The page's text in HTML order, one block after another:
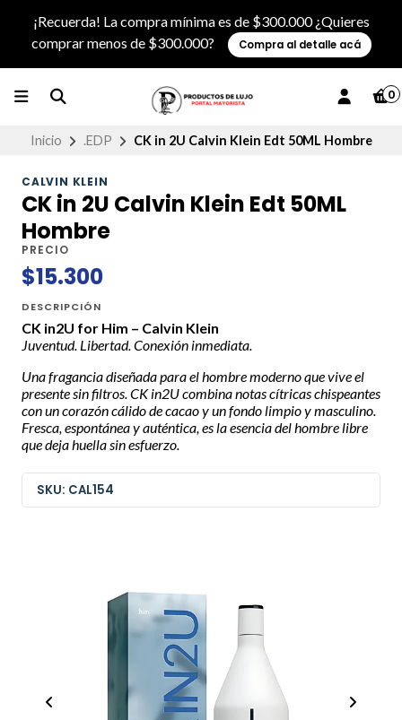
¡Recuerda! La compra mínima es de $300.000 ¿Quieres
comprar menos de $300.000?
Compra al detalle acá
0
Inicio .EDP CK in 2U Calvin Klein Edt 50ML Hombre
CALVIN KLEIN
CK in 2U Calvin Klein Edt 50ML
Hombre
PRECIO
$15.300
DESCRIPCIÓN
CK in2U for Him – Calvin Klein
Juventud. Libertad. Conexión inmediata.
Una fragancia diseñada para el hombre moderno que vive el
presente sin filtros. CK in2U combina notas cítricas chispeantes
con un corazón cálido de cacao y un fondo limpio y masculino.
Fresca, espontánea y auténtica, es la esencia del hombre libre
que deja huella sin esfuerzo.
SKU: CAL154